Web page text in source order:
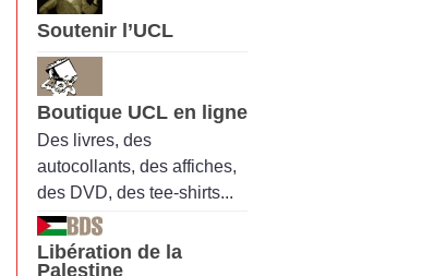
Soutenir l’UCL
Boutique UCL en ligne
Des livres, des
autocollants, des affiches,
des DVD, des tee-shirts...
Libération de la
Palestine